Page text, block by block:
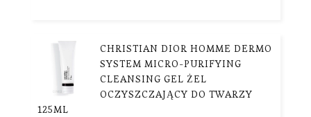
CHRISTIAN DIOR HOMME DERMO
SYSTEM MICRO-PURIFYING
CLEANSING GEL ŻEL
OCZYSZCZAJĄCY DO TWARZY
125ML